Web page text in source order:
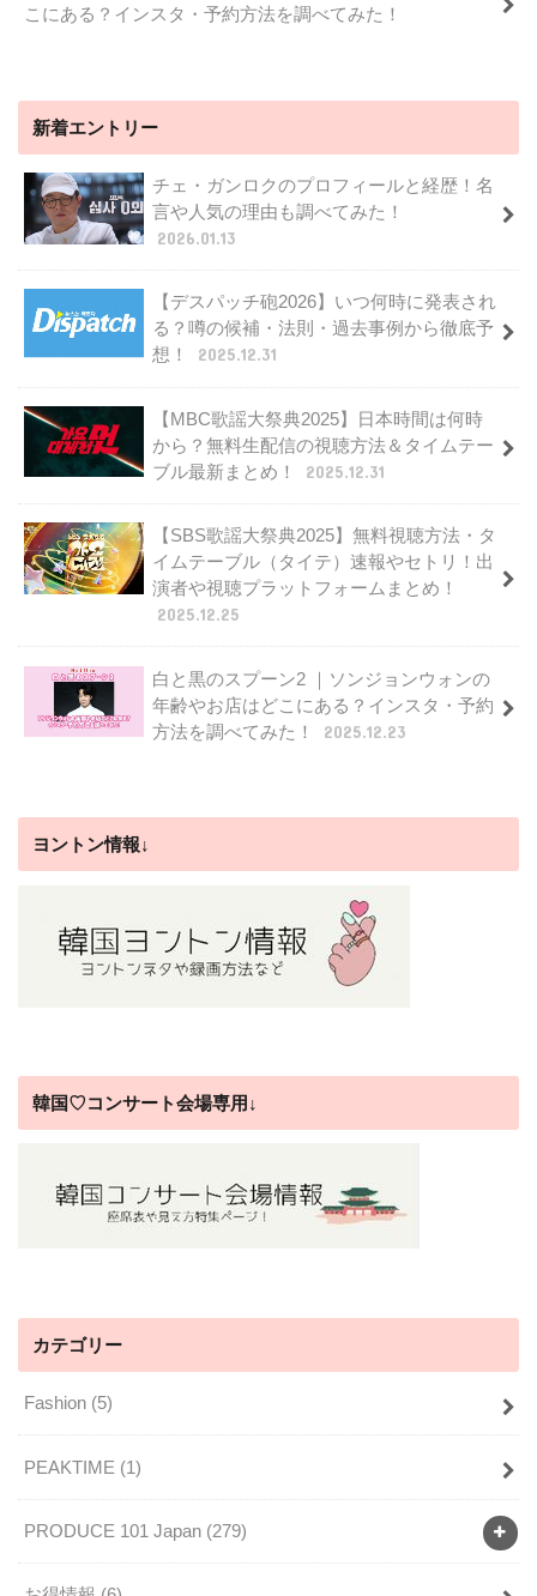
こにある？インスタ・予約方法を調べてみた！
新着エントリー
チェ・ガンロクのプロフィールと経歴！名
言や人気の理由も調べてみた！
2026.01.13
【デスパッチ砲2026】いつ何時に発表され
る？噂の候補・法則・過去事例から徹底予
想！
2025.12.31
【MBC歌謡大祭典2025】日本時間は何時
から？無料生配信の視聴方法＆タイムテー
ブル最新まとめ！
2025.12.31
【SBS歌謡大祭典2025】無料視聴方法・タ
イムテーブル（タイテ）速報やセトリ！出
演者や視聴プラットフォームまとめ！
2025.12.25
白と黒のスプーン2 ｜ソンジョンウォンの
年齢やお店はどこにある？インスタ・予約
方法を調べてみた！
2025.12.23
ヨントン情報↓
韓国♡コンサート会場専用↓
カテゴリー
Fashion (5)
PEAKTIME (1)
PRODUCE 101 Japan (279)